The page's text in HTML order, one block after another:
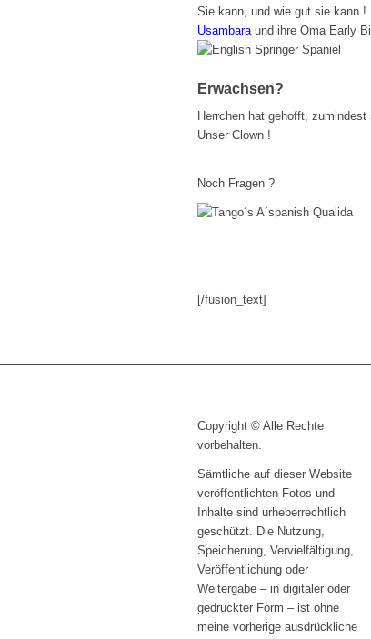
Sie kann, und wie gut sie kann !
Usambara und ihre Oma Early
Erwachsen?
Herrchen hat gehofft,
Unser Clown !
Noch Fragen ?
[/fusion_text]
Copyright © Alle Rechte
vorbehalten.
Sämtliche auf dieser Website
veröffentlichten Fotos und
Inhalte sind urheberrechtlich
geschützt. Die Nutzung,
Speicherung, Vervielfältigung,
Veröffentlichung oder
Weitergabe – in digitaler oder
gedruckter Form – ist ohne
meine vorherige ausdrückliche